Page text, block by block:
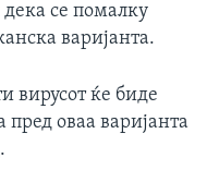
дека се помалку
варијанта.
вирусот ќе биде
пред оваа варијанта